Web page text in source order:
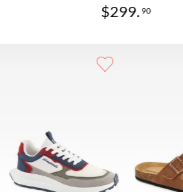
$299. 90